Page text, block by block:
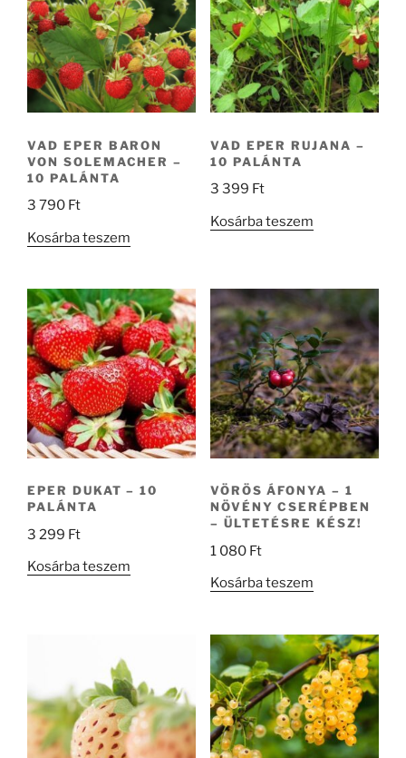
VAD EPER BARON
VON SOLEMACHER –
10 PALÁNTA
3 790 Ft
Kosárba teszem
VAD EPER RUJANA –
10 PALÁNTA
3 399 Ft
Kosárba teszem
EPER DUKAT – 10
PALÁNTA
3 299 Ft
Kosárba teszem
VÖRÖS ÁFONYA – 1
NÖVÉNY CSERÉPBEN
– ÜLTETÉSRE KÉSZ!
1 080 Ft
Kosárba teszem